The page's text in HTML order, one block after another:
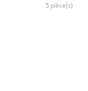
5 pièce(s)